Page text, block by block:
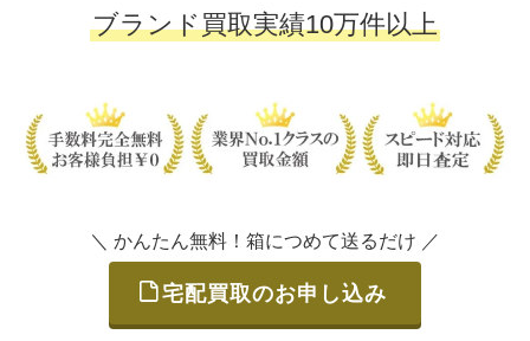
ブランド買取実績10万件以上
＼ かんたん無料！箱につめて送るだけ ／
宅配買取のお申し込み